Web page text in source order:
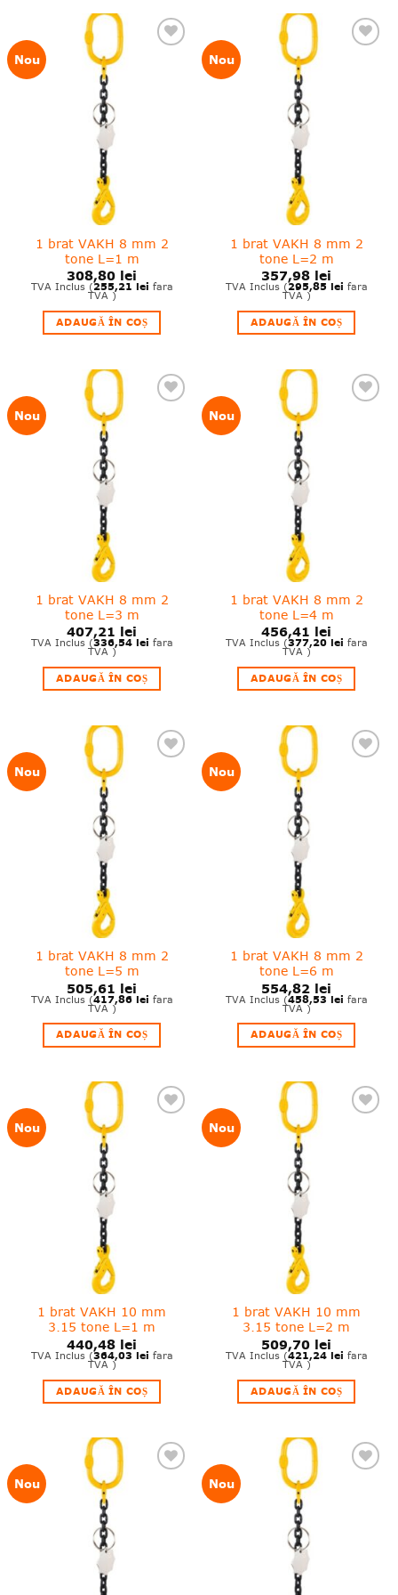
Nou
1 brat VAKH 8 mm 2
tone L=1 m
308,80 lei
TVA Inclus (255,21 lei fara
TVA )
ADAUGĂ ÎN COȘ
Nou
1 brat VAKH 8 mm 2
tone L=2 m
357,98 lei
TVA Inclus (295,85 lei fara
TVA )
ADAUGĂ ÎN COȘ
Nou
1 brat VAKH 8 mm 2
tone L=3 m
407,21 lei
TVA Inclus (336,54 lei fara
TVA )
ADAUGĂ ÎN COȘ
Nou
1 brat VAKH 8 mm 2
tone L=4 m
456,41 lei
TVA Inclus (377,20 lei fara
TVA )
ADAUGĂ ÎN COȘ
Nou
1 brat VAKH 8 mm 2
tone L=5 m
505,61 lei
TVA Inclus (417,86 lei fara
TVA )
ADAUGĂ ÎN COȘ
Nou
1 brat VAKH 8 mm 2
tone L=6 m
554,82 lei
TVA Inclus (458,53 lei fara
TVA )
ADAUGĂ ÎN COȘ
Nou
1 brat VAKH 10 mm
3.15 tone L=1 m
440,48 lei
TVA Inclus (364,03 lei fara
TVA )
ADAUGĂ ÎN COȘ
Nou
1 brat VAKH 10 mm
3.15 tone L=2 m
509,70 lei
TVA Inclus (421,24 lei fara
TVA )
ADAUGĂ ÎN COȘ
Nou Nou